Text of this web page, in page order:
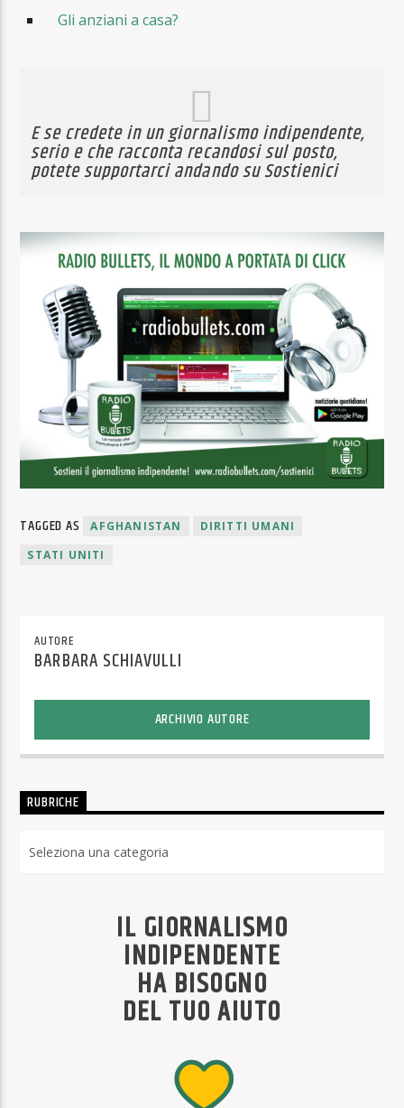
Gli anziani a casa?
E se credete in un giornalismo indipendente,
serio e che racconta recandosi sul posto,
potete supportarci andando suSostienici
TAGGED AS AFGHANISTAN
DIRITTI UMANI
STATI UNITI
AUTORE
BARBARA SCHIAVULLI
ARCHIVIO AUTORE
RUBRICHE
IL GIORNALISMO
INDIPENDENTE
HA BISOGNO
DEL TUO AIUTO